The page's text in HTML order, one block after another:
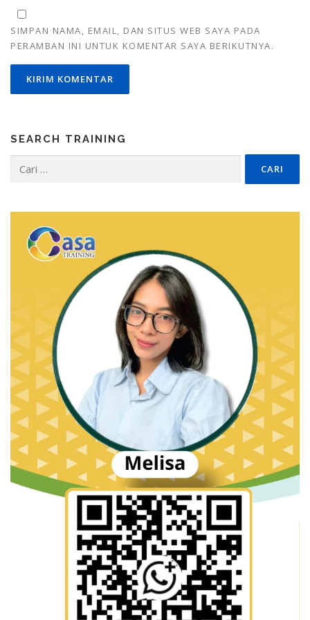
SIMPAN NAMA, EMAIL, DAN SITUS WEB SAYA PADA
PERAMBAN INI UNTUK KOMENTAR SAYA BERIKUTNYA.
SEARCH TRAINING
untuk: